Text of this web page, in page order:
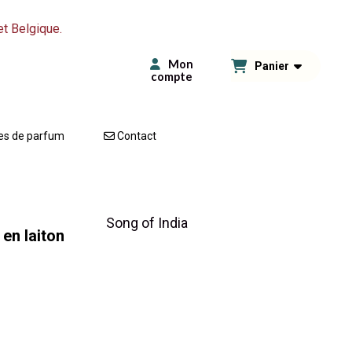
Belgique.
Mon
compte
Panier
de parfum Contact
laiton
Song of India